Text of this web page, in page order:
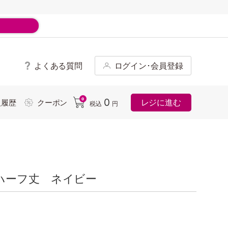
よくある質問 ログイン･会員登録
歴 クーポン 0
税込 0 円 レジに進む
フ丈 ネイビー